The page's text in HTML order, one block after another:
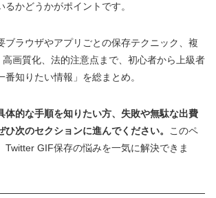
るかどうかがポイントです。
ブラウザやアプリごとの保存テクニック、複
画質化、法的注意点まで、初心者から上級者
番知りたい情報」を総まとめ。
体的な手順を知りたい方、失敗や無駄な出費
ひ次のセクションに進んでください。
このペ
Twitter GIF保存の悩みを一気に解決できま